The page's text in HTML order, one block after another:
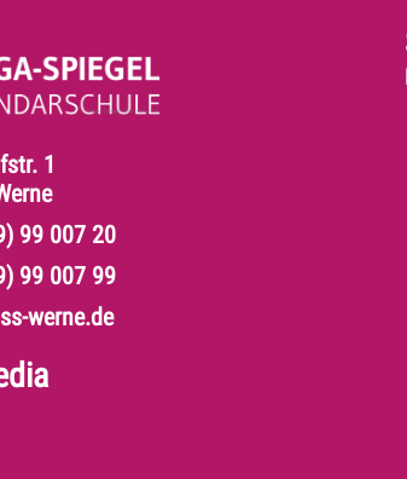
1
99 007 20
99 007 99
werne.de